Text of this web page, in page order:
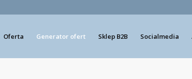
Oferta Generator ofert Sklep B2B Socialmedia